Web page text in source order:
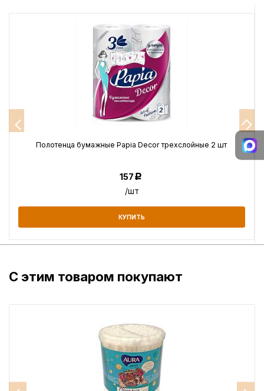
Полотенца бумажные Papia Decor трехслойные 2 шт
157Р
/шт
КУПИТЬ
С этим товаром покупают